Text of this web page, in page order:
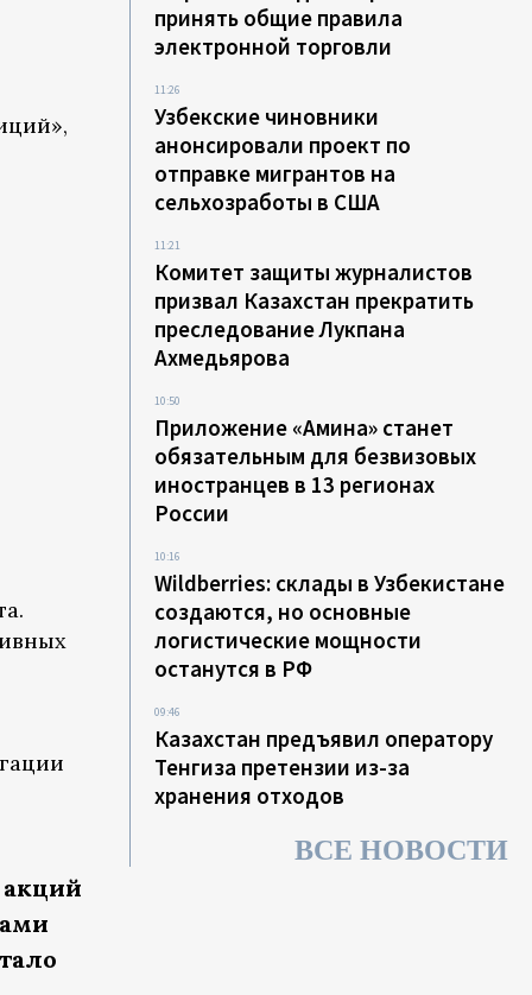
принять общие правила
электронной торговли
11:26
Узбекские чиновники
анонсировали проект по
отправке мигрантов на
сельхозработы в США
11:21
Комитет защиты журналистов
призвал Казахстан прекратить
преследование Лукпана
Ахмедьярова
10:50
Приложение «Амина» станет
обязательным для безвизовых
иностранцев в 13 регионах
России
10:16
Wildberries: склады в Узбекистане
создаются, но основные
логистические мощности
останутся в РФ
09:46
Казахстан предъявил оператору
Тенгиза претензии из-за
хранения отходов
ВСЕ НОВОСТИ